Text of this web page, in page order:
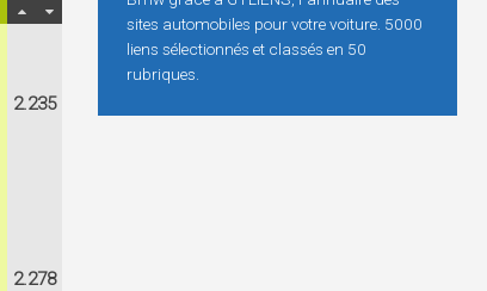
2.235
2.278
sites automobiles pour votre voiture. 5000
liens sélectionnés et classés en 50
rubriques.